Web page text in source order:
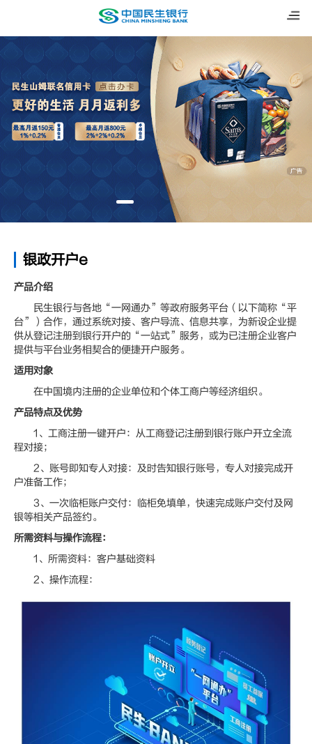
银政开户e
产品介绍
民生银行与各地“一网通办”等政府服务平台（以下简称“平
台”）合作，通过系统对接、客户导流、信息共享，为新设企业提
供从登记注册到银行开户的“一站式”服务，或为已注册企业客户
提供与平台业务相契合的便捷开户服务。
适用对象
在中国境内注册的企业单位和个体工商户等经济组织。
产品特点及优势
1、工商注册一键开户：从工商登记注册到银行账户开立全流
程对接；
2、账号即知专人对接：及时告知银行账号，专人对接完成开
户准备工作；
3、一次临柜账户交付：临柜免填单，快速完成账户交付及网
银等相关产品签约。
所需资料与操作流程：
1、所需资料：客户基础资料
2、操作流程：